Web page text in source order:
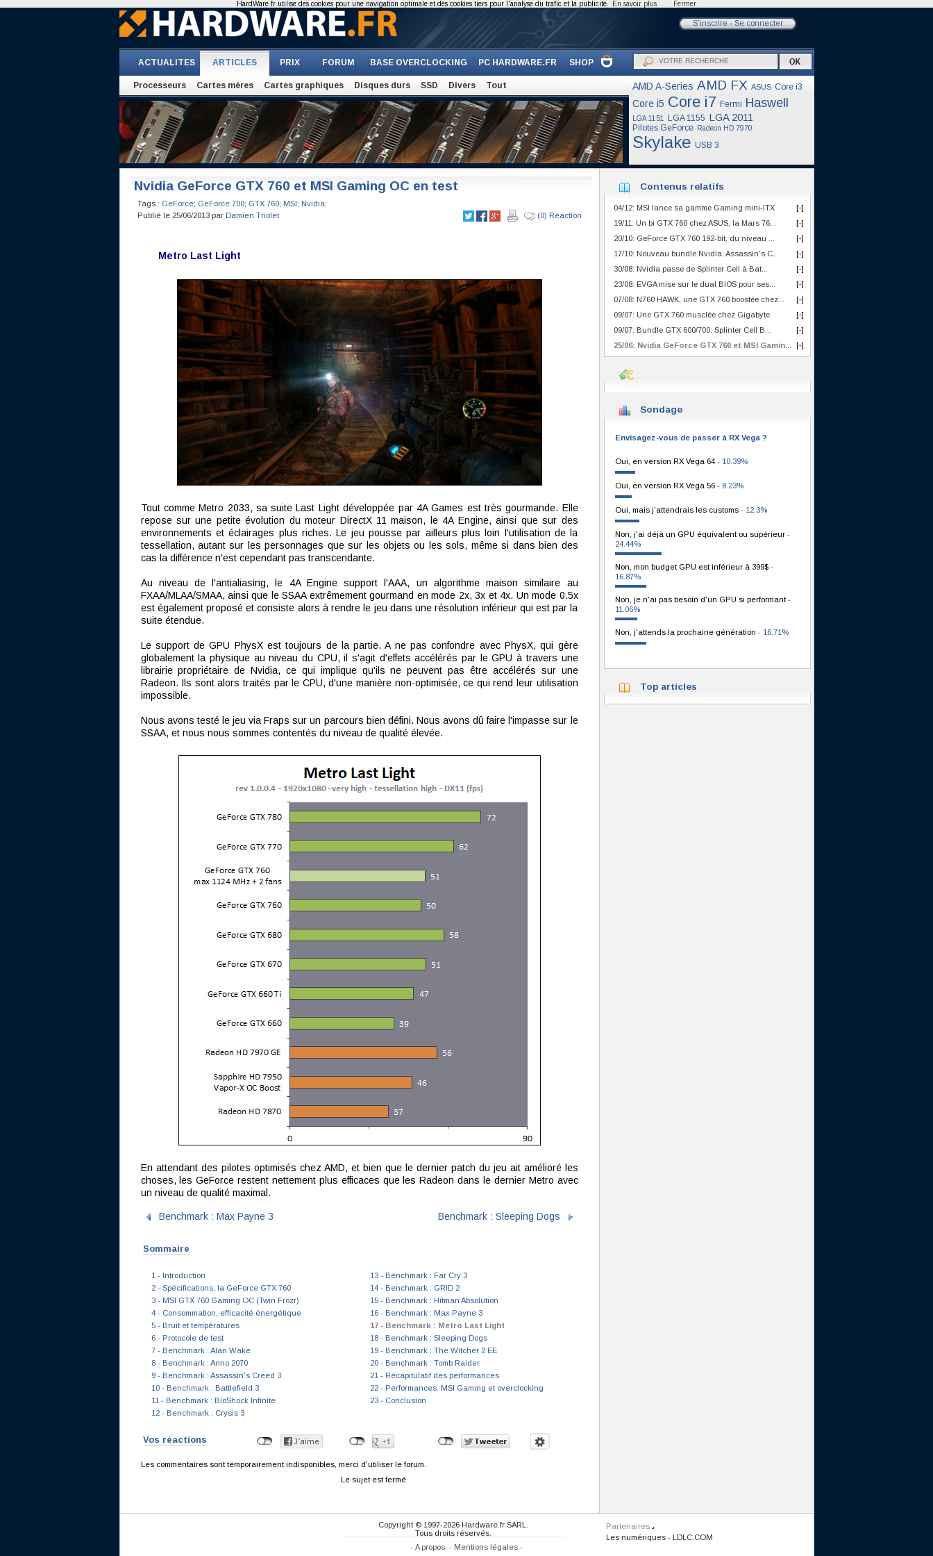
S'inscrire- Se connecter
ACTUALITES ARTICLES PRIX FORUM BASE OVERCLOCKING PC HARDWARE.FR SHOP
Processeurs Cartes mères Cartes graphiques Disques durs SSD Divers Tout AMD A-Series AMD FX ASUS Core i3
Core i5 Core i7 Fermi Haswell
LGA 1151 LGA 1155 LGA 2011
Pilotes GeForce Radeon HD 7970
Skylake USB 3
Nvidia GeForce GTX 760 et MSI Gaming OC en test
Tags : GeForce; GeForce 700; GTX 760; MSI; Nvidia;
Publié le 25/06/2013 par Damien Triolet (0) Réaction
Metro Last Light
Tout comme Metro 2033, sa suite Last Light développée par 4A Games est très gourmande. Elle
repose sur une petite évolution du moteur DirectX 11 maison, le 4A Engine, ainsi que sur des
environnements et éclairages plus riches. Le jeu pousse par ailleurs plus loin l'utilisation de la
tessellation, autant sur les personnages que sur les objets ou les sols, même si dans bien des
cas la différence n'est cependant pas transcendante.
Au niveau de l'antialiasing, le 4A Engine support l'AAA, un algorithme maison similaire au
FXAA/MLAA/SMAA, ainsi que le SSAA extrêmement gourmand en mode 2x, 3x et 4x. Un mode 0.5x
est également proposé et consiste alors à rendre le jeu dans une résolution inférieur qui est par la
suite étendue.
Le support de GPU PhysX est toujours de la partie. A ne pas confondre avec PhysX, qui gère
globalement la physique au niveau du CPU, il s'agit d'effets accélérés par le GPU à travers une
librairie propriétaire de Nvidia, ce qui implique qu'ils ne peuvent pas être accélérés sur une
Radeon. Ils sont alors traités par le CPU, d'une manière non-optimisée, ce qui rend leur utilisation
impossible.
Nous avons testé le jeu via Fraps sur un parcours bien défini. Nous avons dû faire l'impasse sur le
SSAA, et nous nous sommes contentés du niveau de qualité élevée.
En attendant des pilotes optimisés chez AMD, et bien que le dernier patch du jeu ait amélioré les
choses, les GeForce restent nettement plus efficaces que les Radeon dans le dernier Metro avec
un niveau de qualité maximal.
Benchmark : Max Payne 3 Benchmark : Sleeping Dogs
Sommaire
1 - Introduction
2 - Spécifications, la GeForce GTX 760
3 - MSI GTX 760 Gaming OC (Twin Frozr)
4 - Consommation, efficacité énergétique
5 - Bruit et températures
6 - Protocole de test
7 - Benchmark : Alan Wake
8 - Benchmark : Anno 2070
9 - Benchmark : Assassin's Creed 3
10 - Benchmark : Battlefield 3
11 - Benchmark : BioShock Infinite
12 - Benchmark : Crysis 3
13 - Benchmark : Far Cry 3
14 - Benchmark : GRID 2
15 - Benchmark : Hitman Absolution
16 - Benchmark : Max Payne 3
17 - Benchmark : Metro Last Light
18 - Benchmark : Sleeping Dogs
19 - Benchmark : The Witcher 2 EE
20 - Benchmark : Tomb Raider
21 - Récapitulatif des performances
22 - Performances: MSI Gaming et overclocking
23 - Conclusion
Vos réactions
Les commentaires sont temporairement indisponibles, merci d'utiliser le forum.
Le sujet est fermé
Contenus relatifs
[+]
04/12: MSI lance sa gamme Gaming mini-ITX
[+]
19/11: Un bi GTX 760 chez ASUS, la Mars 76...
[+]
20/10: GeForce GTX 760 192-bit, du niveau ...
[+]
17/10: Nouveau bundle Nvidia: Assassin's C...
[+]
30/08: Nvidia passe de Splinter Cell à Bat...
[+]
23/08: EVGA mise sur le dual BIOS pour ses...
[+]
07/08: N760 HAWK, une GTX 760 boostée chez...
[+]
09/07: Une GTX 760 musclée chez Gigabyte
[+]
09/07: Bundle GTX 600/700: Splinter Cell B...
[+]
25/06: Nvidia GeForce GTX 760 et MSI Gamin...
Sondage
Envisagez-vous de passer à RX Vega ?
Oui, en version RX Vega 64 - 10.39%
Oui, en version RX Vega 56 - 8.23%
Oui, mais j'attendrais les customs - 12.3%
Non, j'ai déjà un GPU équivalent ou supérieur -
24.44%
Non, mon budget GPU est inférieur à 399$ -
16.87%
Non, je n'ai pas besoin d'un GPU si performant -
11.06%
Non, j'attends la prochaine génération - 16.71%
Top articles
Copyright © 1997-2026 Hardware.fr SARL.
Tous droits réservés.
Partenaires
Les numériques- LDLC.COM
- A propos - Mentions légales -
HardWare.fr utilise des cookies pour une navigation optimale et des cookies tiers pour l'analyse du trafic et la publicité En savoir plus Fermer